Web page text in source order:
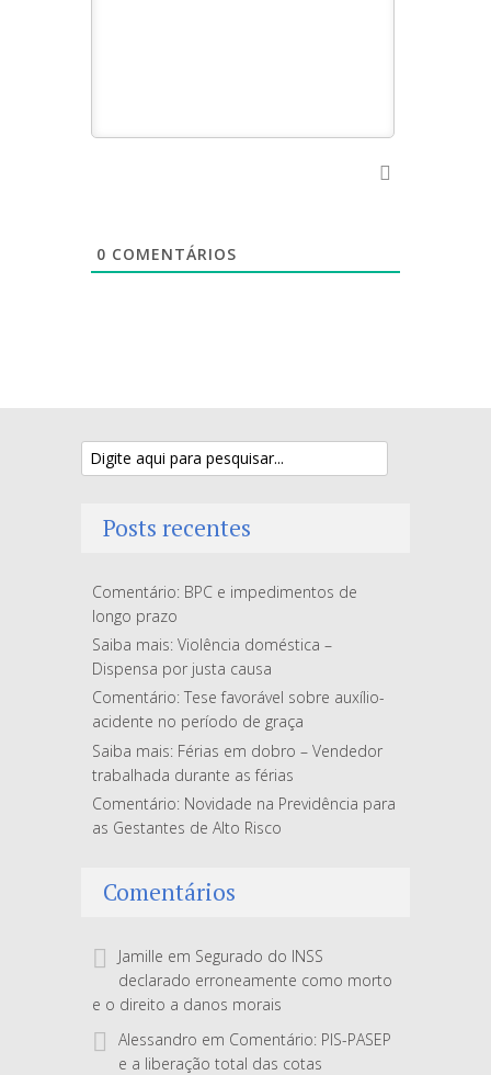
0 COMENTÁRIOS
Posts recentes
Comentário: BPC e impedimentos de
longo prazo
Saiba mais: Violência doméstica –
Dispensa por justa causa
Comentário: Tese favorável sobre auxílio-
acidente no período de graça
Saiba mais: Férias em dobro – Vendedor
trabalhada durante as férias
Comentário: Novidade na Previdência para
as Gestantes de Alto Risco
Comentários
Jamille em Segurado do INSS
declarado erroneamente como morto
e o direito a danos morais
Alessandro em Comentário: PIS-PASEP
e a liberação total das cotas